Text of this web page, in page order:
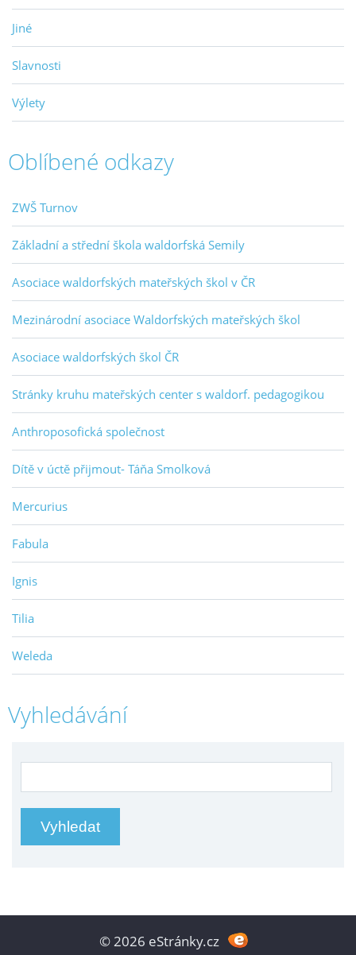
Jiné
Slavnosti
Výlety
Oblíbené odkazy
ZWŠ Turnov
Základní a střední škola waldorfská Semily
Asociace waldorfských mateřských škol v ČR
Mezinárodní asociace Waldorfských mateřských škol
Asociace waldorfských škol ČR
Stránky kruhu mateřských center s waldorf. pedagogikou
Anthroposofická společnost
Dítě v úctě přijmout- Táňa Smolková
Mercurius
Fabula
Ignis
Tilia
Weleda
Vyhledávání
© 2026 eStránky.cz